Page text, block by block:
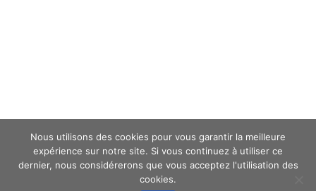
Nous utilisons des cookies pour vous garantir la meilleure
expérience sur notre site. Si vous continuez à utiliser ce
dernier, nous considérerons que vous acceptez l'utilisation des
cookies.